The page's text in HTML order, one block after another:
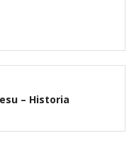
– Historia